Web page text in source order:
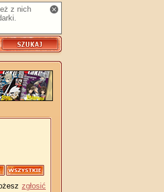
z nich
zgłosić